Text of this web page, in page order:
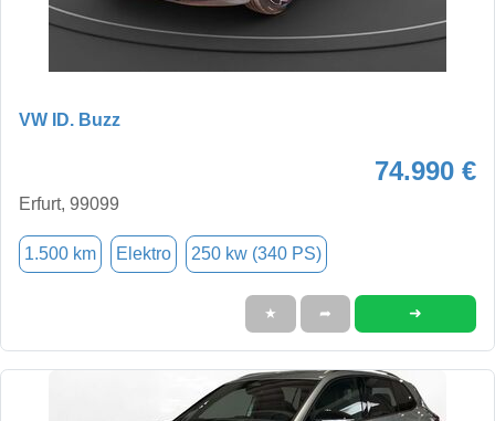
VW ID. Buzz
74.990 €
Erfurt, 99099
1.500 km Elektro 250 kw (340 PS)
★ ➦ ➜